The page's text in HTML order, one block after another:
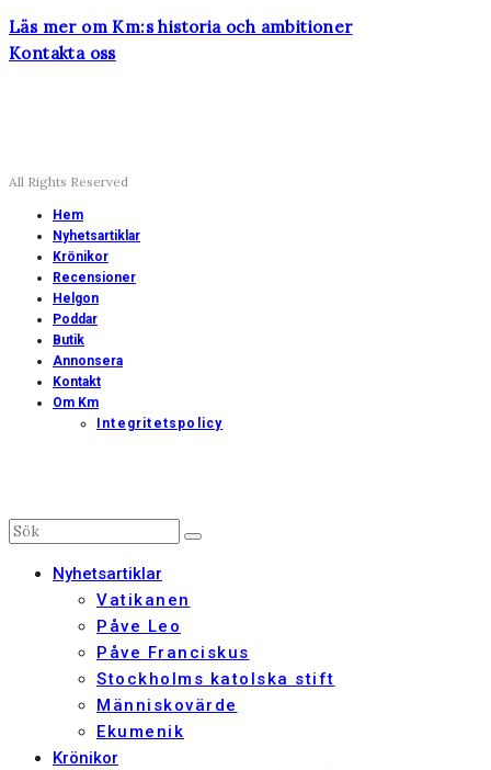
Läs mer om Km:s historia och ambitioner
Kontakta oss
All Rights Reserved
Hem
Nyhetsartiklar
Krönikor
Recensioner
Helgon
Poddar
Butik
Annonsera
Kontakt
Om Km
Integritetspolicy
Nyhetsartiklar
Vatikanen
Påve Leo
Påve Franciskus
Stockholms katolska stift
Människovärde
Ekumenik
Krönikor